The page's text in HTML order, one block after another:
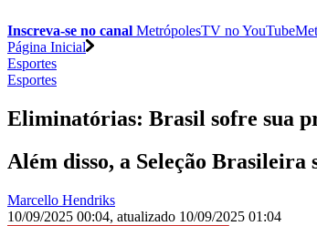
Inscreva-se no canal MetrópolesTV noYouTube
Página Inicial
Esportes
Esportes
Eliminatórias: Brasil sofre sua
Além disso, a Seleção
Marcello Hendriks
10/09/2025 00:04, atualizado 10/09/2025 01:04